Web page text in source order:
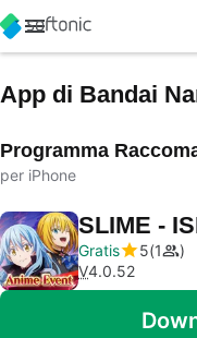
App di Bandai
Programma
per iPhone
SLIME -
Gratis
5 1
V4.0.52